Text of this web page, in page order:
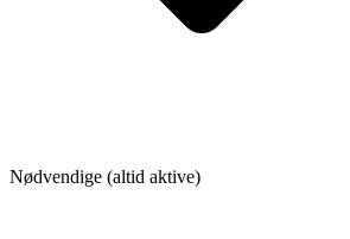
Nødvendige (altid aktive)